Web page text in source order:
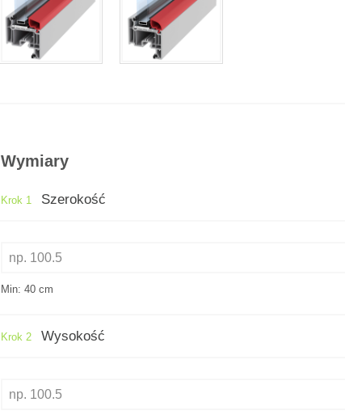
Wymiary
Krok 1 Szerokość
Min: 40 cm
Krok 2 Wysokość